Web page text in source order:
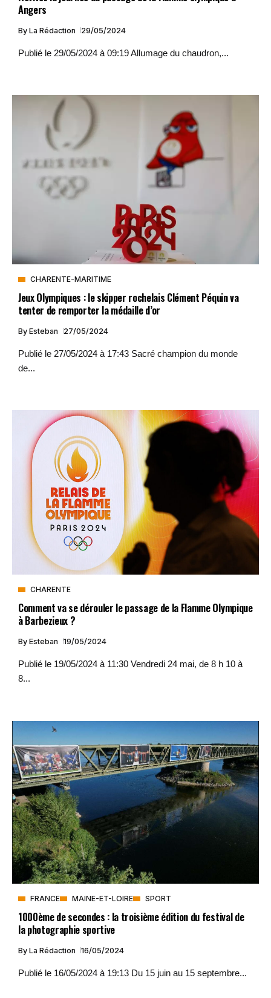
Angers
By La Rédaction 29/05/2024
Publié le 29/05/2024 à 09:19 Allumage du chaudron,...
CHARENTE-MARITIME
Jeux Olympiques : le skipper rochelais Clément Péquin va
tenter de remporter la médaille d’or
By Esteban 27/05/2024
Publié le 27/05/2024 à 17:43 Sacré champion du monde
de...
CHARENTE
Comment va se dérouler le passage de la Flamme Olympique
à Barbezieux ?
By Esteban 19/05/2024
Publié le 19/05/2024 à 11:30 Vendredi 24 mai, de 8 h 10 à
8...
FRANCE MAINE-ET-LOIRE SPORT
1000ème de secondes : la troisième édition du festival de
la photographie sportive
By La Rédaction 16/05/2024
Publié le 16/05/2024 à 19:13 Du 15 juin au 15 septembre...